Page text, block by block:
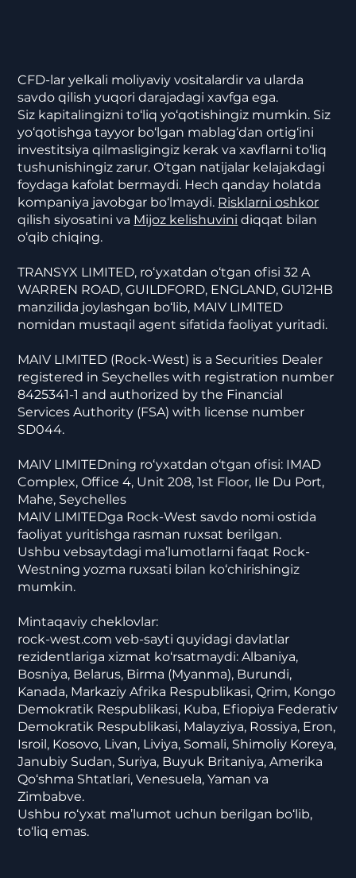
CFD-lar yelkali moliyaviy vositalardir va ularda
savdo qilish yuqori darajadagi xavfga ega.
Siz kapitalingizni to‘liq yo‘qotishingiz mumkin. Siz
yo‘qotishga tayyor bo‘lgan mablag‘dan ortig‘ini
investitsiya qilmasligingiz kerak va xavflarni to‘liq
tushunishingiz zarur. O‘tgan natijalar kelajakdagi
foydaga kafolat bermaydi. Hech qanday holatda
kompaniya javobgar bo‘lmaydi. Risklarni oshkor
qilish siyosatini va Mijoz kelishuvini diqqat bilan
o‘qib chiqing.
TRANSYX LIMITED, ro‘yxatdan o‘tgan ofisi 32 A
WARREN ROAD, GUILDFORD, ENGLAND, GU12HB
manzilida joylashgan bo‘lib, MAIV LIMITED
nomidan mustaqil agent sifatida faoliyat yuritadi.
MAIV LIMITED (Rock-West) is a Securities Dealer
registered in Seychelles with registration number
8425341-1 and authorized by the Financial
Services Authority (FSA) with license number
SD044.
MAIV LIMITEDning ro‘yxatdan o‘tgan ofisi: IMAD
Complex, Office 4, Unit 208, 1st Floor, Ile Du Port,
Mahe, Seychelles
MAIV LIMITEDga Rock-West savdo nomi ostida
faoliyat yuritishga rasman ruxsat berilgan.
Ushbu vebsaytdagi ma’lumotlarni faqat Rock-
Westning yozma ruxsati bilan ko‘chirishingiz
mumkin.
Mintaqaviy cheklovlar:
rock-west.com veb-sayti quyidagi davlatlar
rezidentlariga xizmat ko‘rsatmaydi: Albaniya,
Bosniya, Belarus, Birma (Myanma), Burundi,
Kanada, Markaziy Afrika Respublikasi, Qrim, Kongo
Demokratik Respublikasi, Kuba, Efiopiya Federativ
Demokratik Respublikasi, Malayziya, Rossiya, Eron,
Isroil, Kosovo, Livan, Liviya, Somali, Shimoliy Koreya,
Janubiy Sudan, Suriya, Buyuk Britaniya, Amerika
Qo‘shma Shtatlari, Venesuela, Yaman va
Zimbabve.
Ushbu ro‘yxat ma’lumot uchun berilgan bo‘lib,
to‘liq emas.